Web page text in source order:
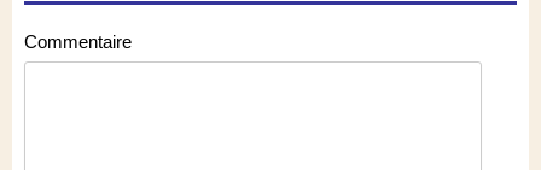
Commentaire